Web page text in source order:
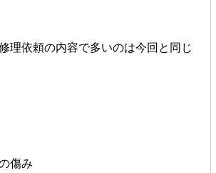
理依頼の内容で多いのは今回と同じ
傷み